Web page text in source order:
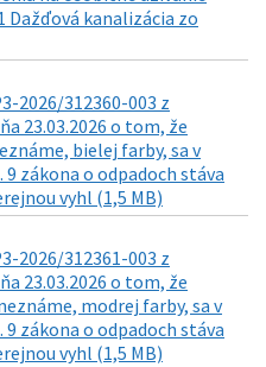
Dažďová kanalizácia zo
2026/312360-003 z
23.03.2026 o tom, že
bielej farby, sa v
9 zákona o odpadoch stáva
vyhl (1,5 MB)
2026/312361-003 z
23.03.2026 o tom, že
modrej farby, sa v
9 zákona o odpadoch stáva
vyhl (1,5 MB)